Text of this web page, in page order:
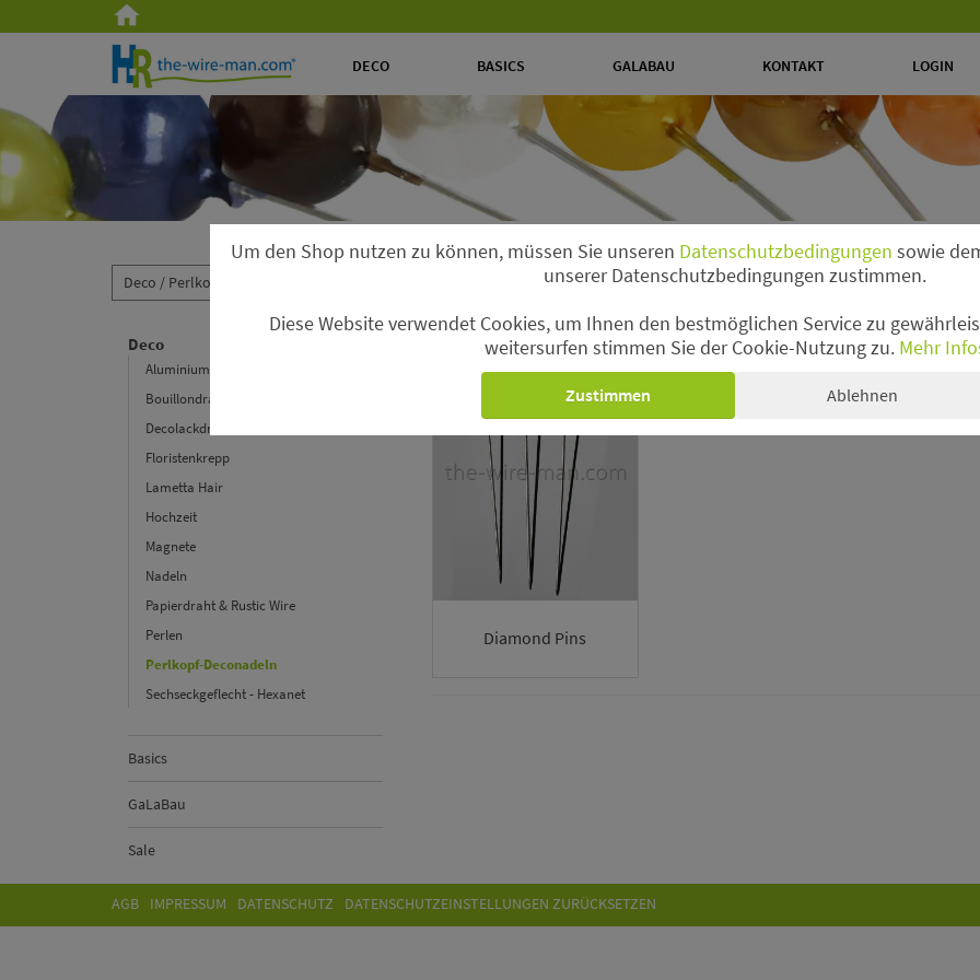
DECO BASICS GALABAU KONTAKT LOGIN
Deco / Perlkopf-Deconadeln /
Deco
Aluminiumdraht
Bouillondraht
Decolackdraht
Floristenkrepp
Lametta Hair
Hochzeit
Magnete
Nadeln
Papierdraht & Rustic Wire
Perlen
Perlkopf-Deconadeln
Sechseckgeflecht - Hexanet
Basics
GaLaBau
Sale
Diamond Pins
Diamond Pins
AGB IMPRESSUM DATENSCHUTZ DATENSCHUTZEINSTELLUNGEN ZURÜCKSETZEN
Um den Shop nutzen zu können, müssen Sie unseren Datenschutzbedingungen sowie
unserer Datenschutzbedingungen zustimmen.
Diese Website verwendet Cookies, um Ihnen den bestmöglichen Service zu
weitersurfen stimmen Sie der Cookie-Nutzung zu. Mehr
Zustimmen Ablehnen